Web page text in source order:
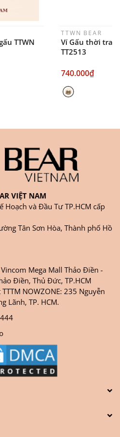
TTWN
TTWN BEAR
Ví Gấu thời
TT2513
740.000₫
VIỆT NAM
Hoạch và Đầu Tư TP.HCM cấp
Tân Sơn Hòa, Thành phố Hồ
Mega Mall Thảo Điền -
Điền, Thủ Đức, TP.HCM
NOWZONE: 235 Nguyễn
Lãnh, TP. HCM.